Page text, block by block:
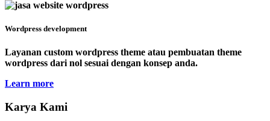
Wordpress development
Layanan custom wordpress theme atau pembuatan theme
wordpress dari nol sesuai dengan konsep anda.
Learn more
Karya Kami